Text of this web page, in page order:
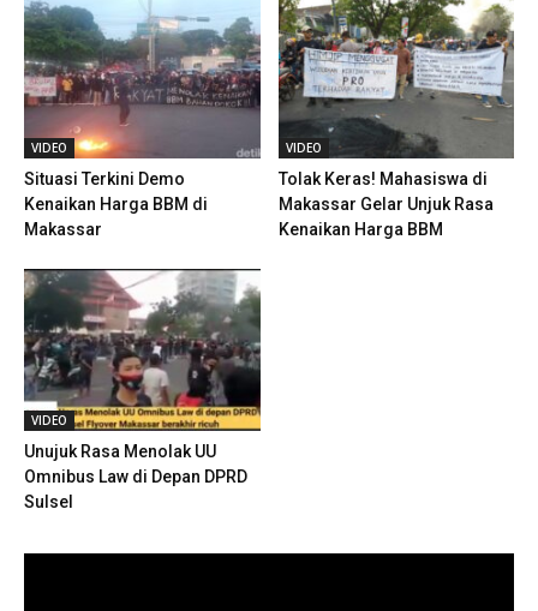
VIDEO
Situasi Terkini Demo
Kenaikan Harga BBM di
Makassar
VIDEO
Tolak Keras! Mahasiswa di
Makassar Gelar Unjuk Rasa
Kenaikan Harga BBM
VIDEO
Unujuk Rasa Menolak UU
Omnibus Law di Depan DPRD
Sulsel